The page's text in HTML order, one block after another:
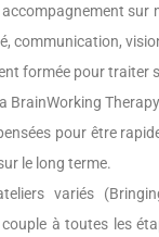
accompagnement sur
communication,
formée pour traiter
BrainWorking
pour être
le long terme.
variés
à toutes les